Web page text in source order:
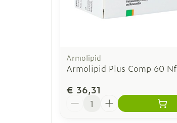
Armolipid
Armolipid Plus Comp 60 Nf
€ 36,31
Aantal